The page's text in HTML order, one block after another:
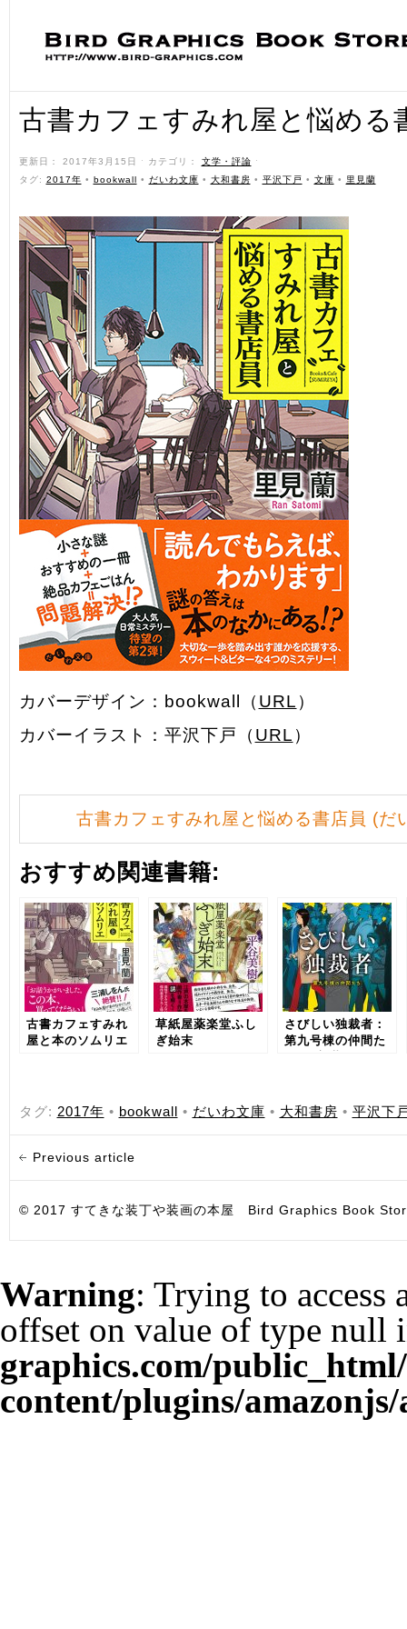
古書カフェすみれ屋と悩める
更新日： 2017年3月15日 ˑ カテゴリ： 文学・評論 ˑ
タグ: 2017年 • bookwall • だいわ文庫 • 大和書房 • 平沢下戸 • 文庫 • 里見蘭
カバーデザイン：bookwall（ URL ）
カバーイラスト：平沢下戸（ URL ）
古書カフェすみれ屋と悩める書店員 (だ
おすすめ関連書籍:
古書カフェすみれ
屋と本のソムリエ
草紙屋薬楽堂ふし
ぎ始末
さびしい独裁者：
第九号棟の仲間た
タグ: 2017年 • bookwall • だいわ文庫 • 大和書房 • 平沢下
Previous article
© 2017 すてきな装丁や装画の本屋 Bird Graphics Book
Warning: Trying to access
offset on value of type null
graphics.com/
content/plugins/